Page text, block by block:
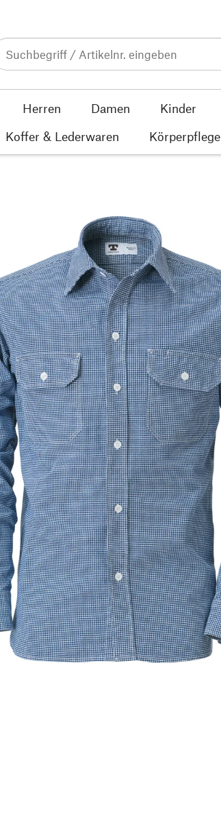
Herren Damen Kinder
Koffer & Lederwaren Körperpflege